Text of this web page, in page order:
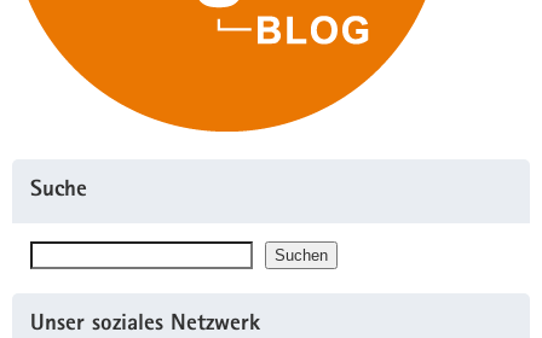
Suche
Suchen
Unser soziales Netzwerk